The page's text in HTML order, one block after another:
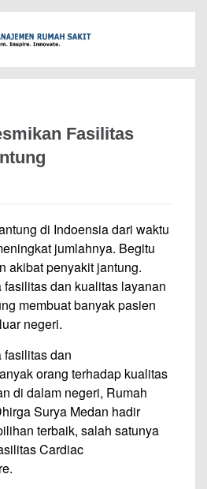
Fasilitas
di Indoensia dari waktu
jumlahnya. Begitu
akibat penyakit jantung.
dan kualitas layanan
membuat banyak pasien
negeri.
fasilitas dan
orang terhadap kualitas
di dalam negeri, Rumah
Surya Medan hadir
terbaik, salah satunya
Cardiac